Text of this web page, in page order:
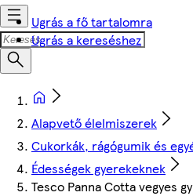
Ugrás a fő tartalomra
Ugrás a kereséshez
Alapvető élelmiszerek
Cukorkák, rágógumik és
Édességek gyerekeknek
Tesco Panna Cotta vegyes